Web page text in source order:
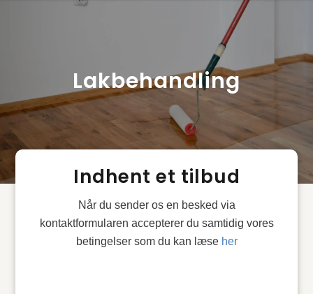
Lakbehandling
Indhent et tilbud
Når du sender os en besked via
kontaktformularen accepterer du samtidig vores
betingelser som du kan læse her